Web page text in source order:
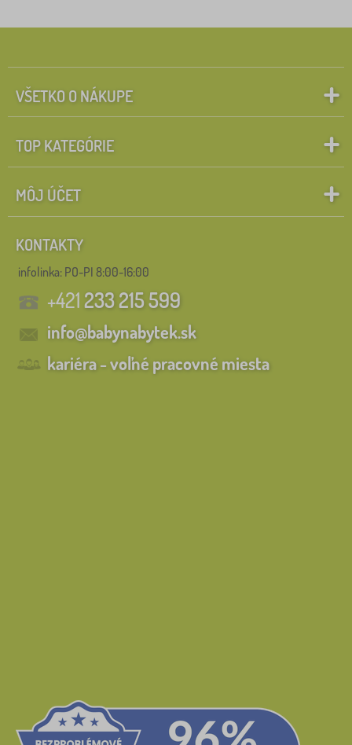
VŠETKO O NÁKUPE
TOP KATEGÓRIE
MÔJ ÚČET
KONTAKTY
infolinka: PO-PI 8:00-16:00
+421233 215 599
info@babynabytek.sk
kariéra - voľné pracovné miesta